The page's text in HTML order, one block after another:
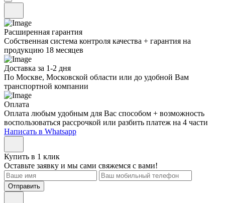
Расширенная гарантия
Собственная система контроля качества + гарантия на
продукцию 18 месяцев
Доставка за 1-2 дня
По Москве, Московской области или до удобной Вам
транспортной компании
Оплата
Оплата любым удобным для Вас способом + возможность
воспользоваться рассрочкой или разбить платеж на 4 части
Написать в Whatsapp
Купить в 1 клик
Оставьте заявку и мы сами свяжемся с вами!
Отправить